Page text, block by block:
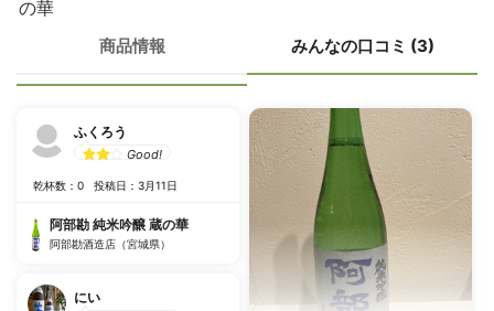
商品情報 みんなの口コミ (3)
ふくろう
Good!
乾杯数：0 投稿日：3月11日
阿部勘 純米吟醸 蔵の華
阿部勘酒造店（宮城県）
にい